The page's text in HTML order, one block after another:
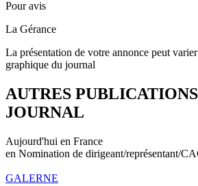
Pour avis
La Gérance
La présentation de votre annonce peut
graphique du journal
AUTRES
JOURNAL
Aujourd'hui en France
en Nomination de dirigeant/représentant/
GALERNE